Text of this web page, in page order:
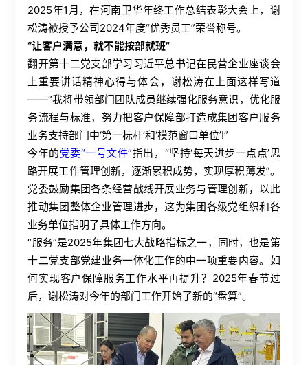
2025年1 月，在河南卫华年终工作总结表彰大会上，谢
松涛被授予公司2024年度“优秀员工”荣誉称号。
“让客户满意，就不能按部就班”
翻开第十二党支部学习习近平总书记在民营企业座谈会
上重要讲话精神心得与体会，谢松涛在上面这样写道
——“我将带领部门团队成员继续强化服务意识，优化服
务流程与标准，努力把客户保障部打造成集团客户服务
业务支持部门中‘第一标杆’和‘模范窗口单位’!”
今年的党委“一号文件”指出，“坚持‘每天进步一点点’思
路开展工作管理创新，逐渐累积成势，实现厚积薄发”。
党委鼓励集团各条经营战线开展业务与管理创新，以此
推动集团整体企业管理进步，这为集团各级党组织和各
业务单位指明了具体工作方向。
“服务”是2025年集团七大战略指标之一，同时，也是第
十二党支部党建业务一体化工作的中一项重要内容。如
何实现客户保障服务工作水平再提升？ 2025年春节过
后，谢松涛对今年的部门工作开始了新的“盘算”。